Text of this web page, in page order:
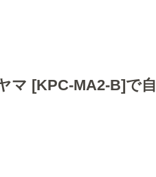
マ [KPC-MA2-B]で自